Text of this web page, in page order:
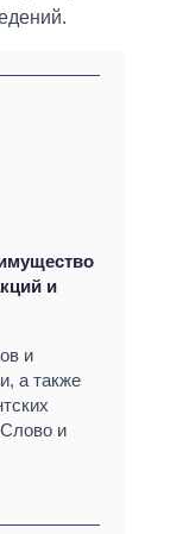
и
и
а также
и